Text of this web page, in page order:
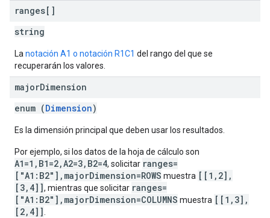
ranges[]
string
La notación A1 o notación R1C1 del rango del que se
recuperarán los valores.
majorDimension
enum (Dimension)
Es la dimensión principal que deben usar los resultados.
Por ejemplo, si los datos de la hoja de cálculo son
A1=1,B1=2,A2=3,B2=4, solicitar ranges=
["A1:B2"],majorDimension=ROWS muestra [[1,2],
[3,4]], mientras que solicitar ranges=
["A1:B2"],majorDimension=COLUMNS muestra [[1,3],
[2,4]]